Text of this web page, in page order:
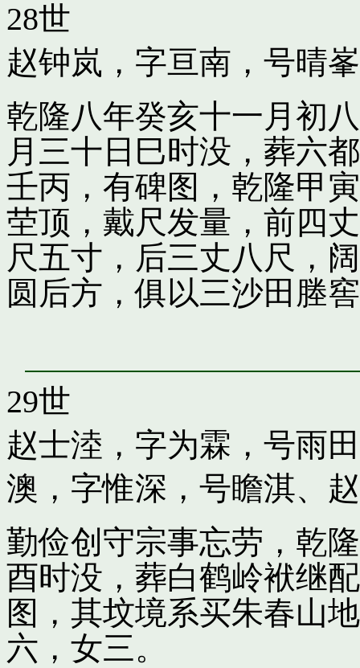
28世
赵钟岚，字亘南，号晴峯
乾隆八年癸亥十一月初
月三十日巳时没，葬六
壬丙，有碑图，乾隆甲
茔顶，戴尺发量，前四
尺五寸，后三丈八尺，
圆后方，俱以三沙田塍
29世
赵士淕，字为霖，号雨田
澳，字惟深，号瞻淇、
勤俭创守宗事忘劳，乾
酉时没，葬白鹤岭袱继
图，其坟境系买朱春山
六，女三。